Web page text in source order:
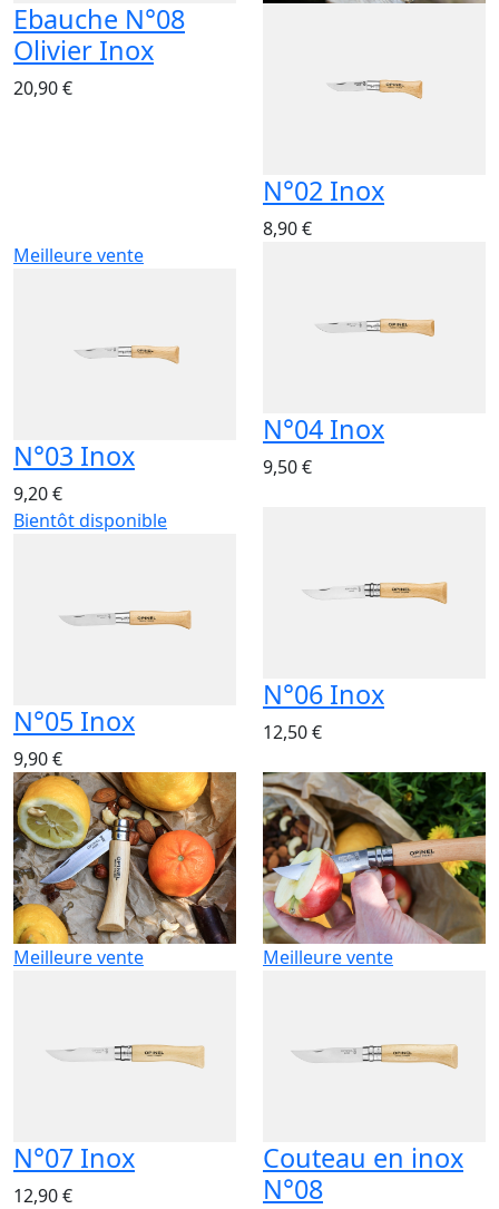
Ebauche N°08
Olivier Inox
20,90 €
N°02 Inox
8,90 €
Meilleure vente
N°03 Inox
9,20 €
N°04 Inox
9,50 €
Bientôt disponible
N°05 Inox
9,90 €
N°06 Inox
12,50 €
Meilleure vente
N°07 Inox
12,90 €
Meilleure vente
Couteau en inox
N°08